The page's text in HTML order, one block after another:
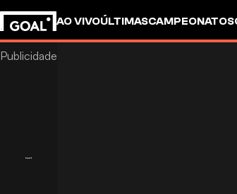
AO VIVOÚLTIMASCAMPEONATOS